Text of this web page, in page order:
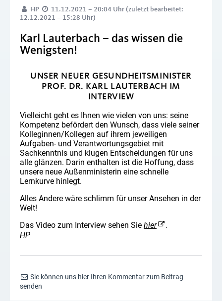
HP
11.12.2021 – 20:04 Uhr (zuletzt bearbeitet:
12.12.2021 – 15:28 Uhr)
Karl Lauterbach – das wissen die
Wenigsten!
UNSER NEUER GESUNDHEITSMINISTER
PROF. DR. KARL LAUTERBACH IM
INTERVIEW
Vielleicht geht es Ihnen wie vielen von uns: seine
Kompetenz befördert den Wunsch, dass viele seiner
Kolleginnen/Kollegen auf ihrem jeweiligen
Aufgaben- und Verantwortungsgebiet mit
Sachkenntnis und klugen Entscheidungen für uns
alle glänzen. Darin enthalten ist die Hoffung, dass
unsere neue Außenministerin eine schnelle
Lernkurve hinlegt.
Alles Andere wäre schlimm für unser Ansehen in der
Welt!
Das Video zum Interview sehen Sie hier
.
HP
Sie können uns hier Ihren Kommentar zum Beitrag
senden